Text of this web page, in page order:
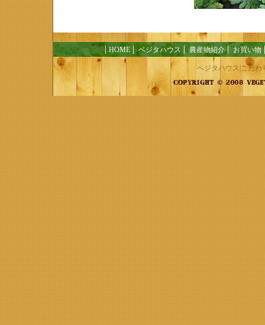
HOME ベジタハウス 農産物紹介 お買い物
ベジタハウス|こだ